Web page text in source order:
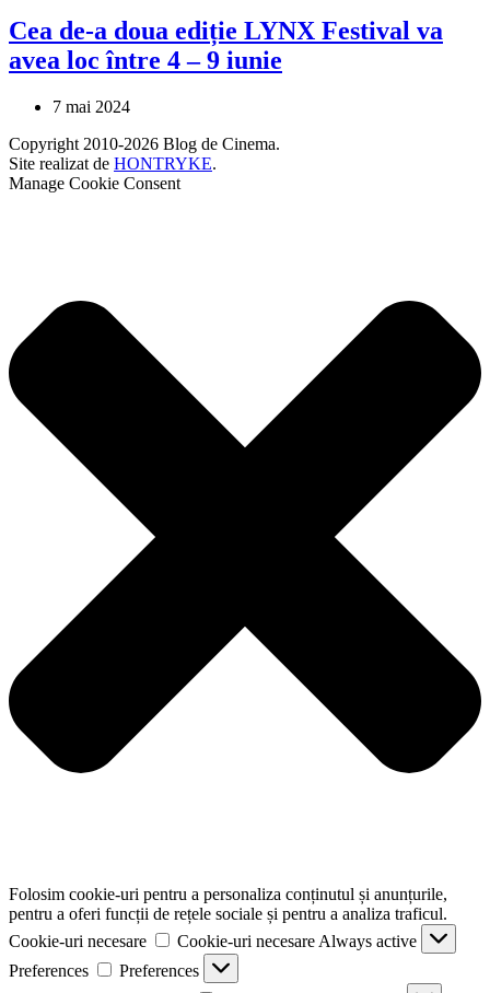
Cea de-a doua ediție LYNX Festival va
avea loc între 4 – 9 iunie
7 mai 2024
Copyright 2010-2026 Blog de Cinema.
Site realizat de HONTRYKE.
Manage Cookie Consent
Folosim cookie-uri pentru a personaliza conținutul și anunțurile,
pentru a oferi funcții de rețele sociale și pentru a analiza traficul.
Cookie-uri necesare
Cookie-uri necesare Always active
Preferences
Preferences